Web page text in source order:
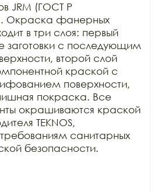
JRM (ГОСТ Р
Окраска фанерных
в три слоя: первый
заготовки с последующим
второй слой
краской с
поверхности,
покраска. Все
окрашиваются краской
TEKNOS,
санитарных
безопасности.